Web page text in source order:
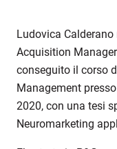
Ludovica Calderano
Acquisition
conseguito il corso
Management
2020, con una tesi
Neuromarketing